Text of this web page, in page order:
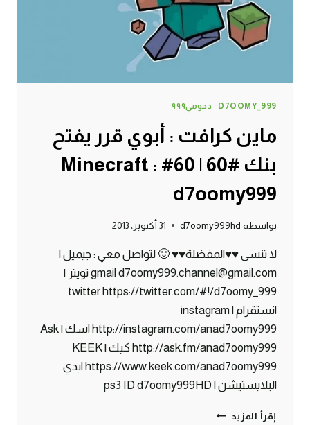
MINECRAFT
:
D7OOMY999
D7OOMY_999 | دحومي٩٩٩
ماين كرافت : أبوي قرر يفتح
بنك #60 | 60# Minecraft :
d7oomy999
بواسطة d7oomy999hd 31 أكتوبر، 2013
لا تنسى ♥♥المفضلة♥♥ 🙂 لتواصل معي : جيميل |
gmail d7oomy999.channel@gmail.com تويتر |
twitter https://twitter.com/#!/d7oomy_999
انستقرام | instagram
http://instagram.com/anad7oomy999 اسك | Ask
http://ask.fm/anad7oomy999 كيك | KEEK
https://www.keek.com/anad7oomy999 ايدي
البلايستيشن | ps3 ID d7oomy999HD
إقرأ المزيد ماين